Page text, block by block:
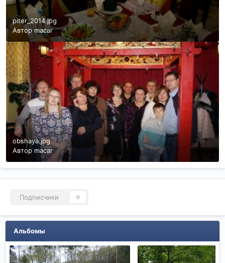
piter_2014.jpg
Автор macar
obshaya.jpg
Автор macar
Подписчики 0
Альбомы